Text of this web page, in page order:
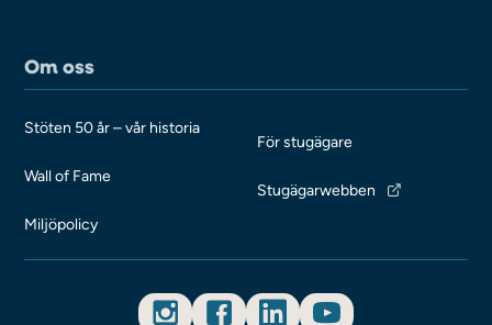
Om oss
Stöten 50 år – vår historia
Wall of Fame
Miljöpolicy
För stugägare
Stugägarwebben